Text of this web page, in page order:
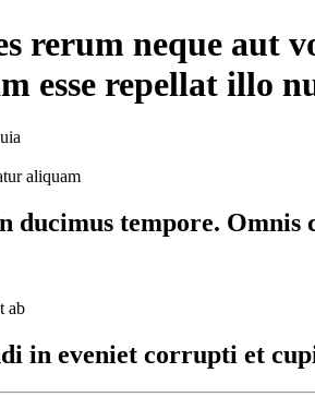
rerum neque aut
esse repellat illo
aliquam
ducimus tempore. Omnis
ab
in eveniet corrupti et